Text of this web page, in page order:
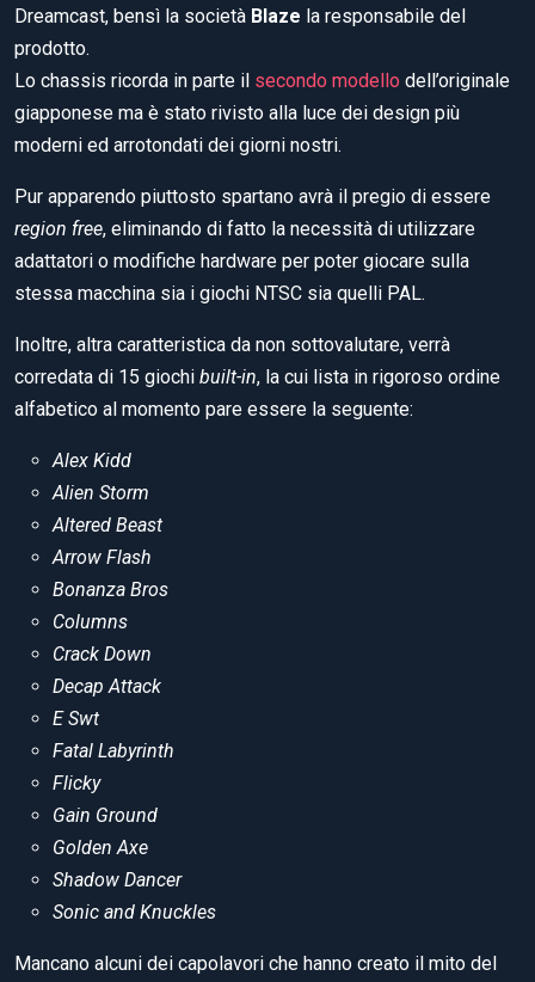
Dreamcast, bensì la società Blaze la responsabile del
prodotto.
Lo chassis ricorda in parte il secondo modello dell’originale
giapponese ma è stato rivisto alla luce dei design più
moderni ed arrotondati dei giorni nostri.
Pur apparendo piuttosto spartano avrà il pregio di essere
region free, eliminando di fatto la necessità di utilizzare
adattatori o modifiche hardware per poter giocare sulla
stessa macchina sia i giochi NTSC sia quelli PAL.
Inoltre, altra caratteristica da non sottovalutare, verrà
corredata di 15 giochi built-in, la cui lista in rigoroso ordine
alfabetico al momento pare essere la seguente:
Alex Kidd
Alien Storm
Altered Beast
Arrow Flash
Bonanza Bros
Columns
Crack Down
Decap Attack
E Swt
Fatal Labyrinth
Flicky
Gain Ground
Golden Axe
Shadow Dancer
Sonic and Knuckles
Mancano alcuni dei capolavori che hanno creato il mito del